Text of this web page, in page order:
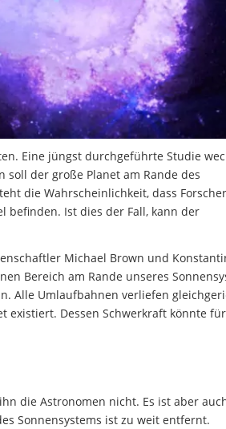
Eine jüngst durchgeführte Studie
der große Planet am Rande des
die Wahrscheinlichkeit, dass Forscher
befinden. Ist dies der Fall, kann der
Michael Brown und
Bereich am Rande unseres
Alle Umlaufbahnen verliefen
existiert. Dessen Schwerkraft könnte
die Astronomen nicht. Es ist aber
Sonnensystems ist zu weit entfernt.